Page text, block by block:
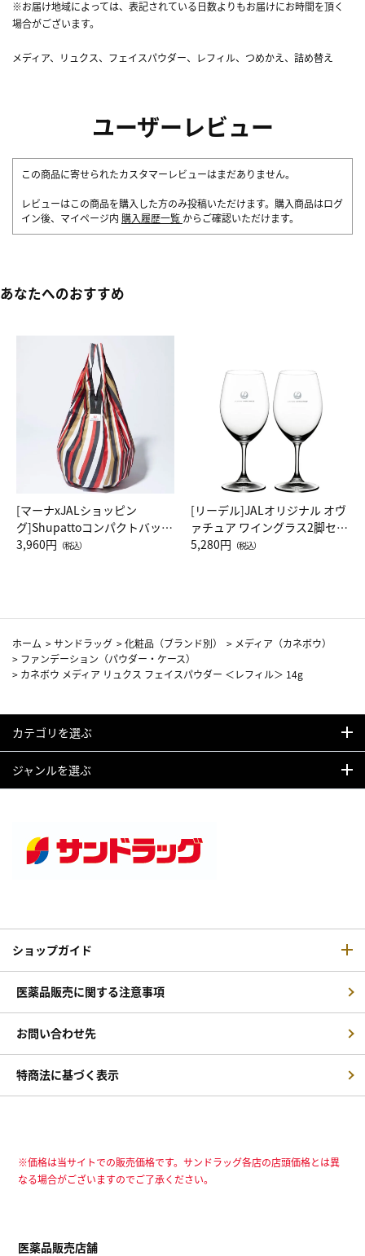
※お届け地域によっては、表記されている日数よりもお届けにお時間を頂く
場合がございます。
メディア、リュクス、フェイスパウダー、レフィル、つめかえ、詰め替え
ユーザーレビュー
この商品に寄せられたカスタマーレビューはまだありません。
レビューはこの商品を購入した方のみ投稿いただけます。購入商品はログ
イン後、マイページ内 購入履歴一覧 からご確認いただけます。
あなたへのおすすめ
[マーナxJALショッピン
グ]Shupattoコンパクトバッグ
Drop JAL客室乗務員（LC）ス
3,960円 （税込）
[リーデル]JALオリジナル オヴ
ァチュア ワイングラス2脚セッ
ト（レッドワイン）
5,280円 （税込）
ホーム >サンドラッグ >化粧品（ブランド別） > メディア（カネボウ）
> ファンデーション（パウダー・ケース）
> カネボウ メディア リュクス フェイスパウダー ＜レフィル＞ 14g
カテゴリを選ぶ
ジャンルを選ぶ
ショップガイド
医薬品販売に関する注意事項
お問い合わせ先
特商法に基づく表示
※価格は当サイトでの販売価格です。サンドラッグ各店の店頭価格とは異
なる場合がございますのでご了承ください。
医薬品販売店舗